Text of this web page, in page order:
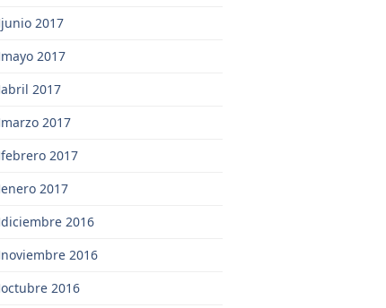
junio 2017
mayo 2017
abril 2017
marzo 2017
febrero 2017
enero 2017
diciembre 2016
noviembre 2016
octubre 2016